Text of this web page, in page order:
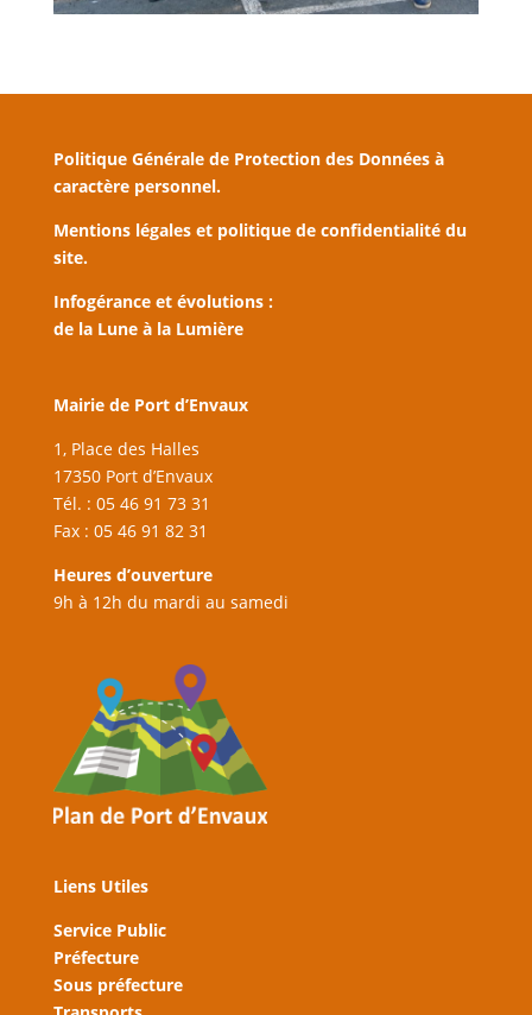
Politique Générale de Protection des Données à
caractère personnel.
Mentions légales et politique de confidentialité du
site.
Infogérance et évolutions :
de la Lune à la Lumière
Mairie de Port d’Envaux
1, Place des Halles
17350 Port d’Envaux
Tél. : 05 46 91 73 31
Fax : 05 46 91 82 31
Heures d’ouverture
9h à 12h du mardi au samedi
Liens Utiles
Service Public
Préfecture
Sous préfecture